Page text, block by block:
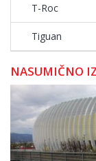
T-Roc
Tiguan
NASUMIČNO